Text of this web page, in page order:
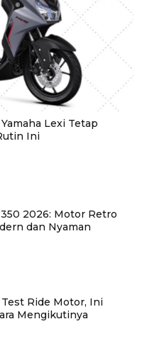
Lexi Tetap
Ini
2026: Motor Retro
dan Nyaman
Ride Motor, Ini
Mengikutinya